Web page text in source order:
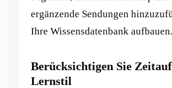
ergänzende Sendungen
Ihre Wissensdatenbank aufbauen.
Berücksichtigen Sie
Lernstil